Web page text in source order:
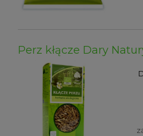
Perz kłącze Dary